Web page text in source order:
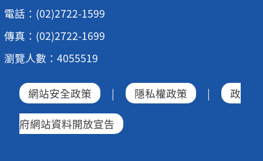
電話：(02)2722-1599
傳真：(02)2722-1699
瀏覽人數：4055519
網站安全政策 | 隱私權政策 | 政
府網站資料開放宣告